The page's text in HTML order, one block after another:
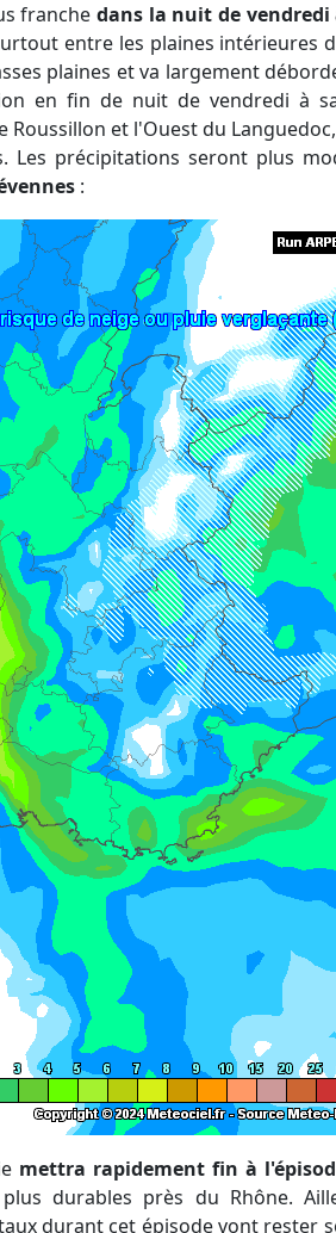
franchedans la nuit de
entre les plaines intérieures
plaines et va largement
en fin de nuit de vendredi à
et l'Ouest du
Les précipitations seront plus
:
mettra rapidement fin à
durables près du Rhône.
durant cet épisode vont rester